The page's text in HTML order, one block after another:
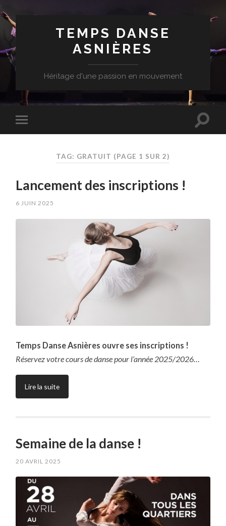
TEMPS DANSE
ASNIÈRES
Héritage d'une passion en mouvement
TAG: GRATUIT (PAGE 1 SUR 2)
Lancement des inscriptions !
6 JUIN 2025
Temps Danse Asnières ouvre ses inscriptions !
Réservez votre cours de danse pour l’année 2025/2026…
Lire la suite
Semaine de la danse !
20 AVRIL 2025